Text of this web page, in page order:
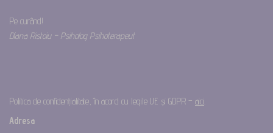
Pe curând!
Diana Ristoiu – Psiholog Psihoterapeut
Politica de confidențialitate, în acord cu legile UE și GDPR – aici
Adresa